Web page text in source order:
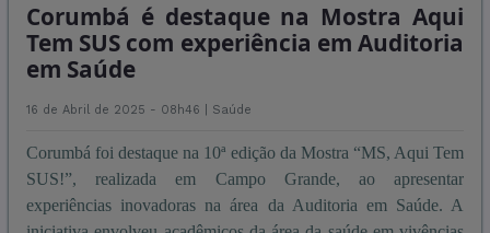
Corumbá é destaque na Mostra Aqui
Tem SUS com experiência em Auditoria
em Saúde
16 de Abril de 2025 - 08h46 | Saúde
Corumbá foi destaque na 10ª edição da Mostra “MS, Aqui Tem
SUS!”, realizada em Campo Grande, ao apresentar
experiências inovadoras na área da Auditoria em Saúde. A